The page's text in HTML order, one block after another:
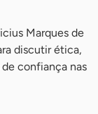
Marques de
discutir ética,
confiança nas